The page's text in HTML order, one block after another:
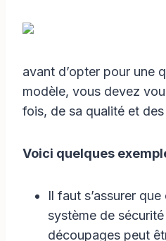
avant d’opter pour une
modèle, vous devez
fois, de sa qualité et
Voici quelques
Il faut s’assurer que
système de
découpages peut